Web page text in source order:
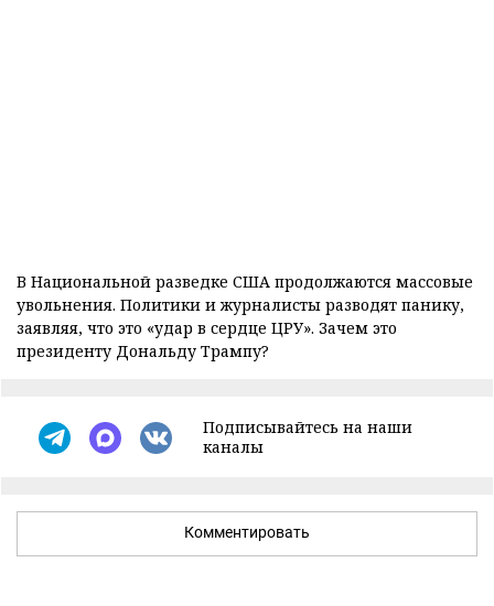
В Национальной разведке США продолжаются массовые
увольнения. Политики и журналисты разводят панику,
заявляя, что это «удар в сердце ЦРУ». Зачем это
президенту Дональду Трампу?
Подписывайтесь на наши
каналы
Комментировать